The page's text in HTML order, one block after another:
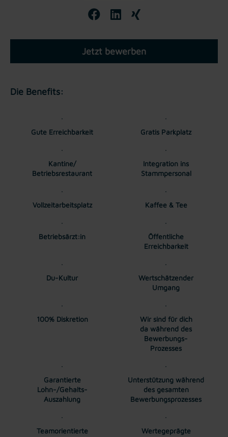
Jetzt bewerben
Die Benefits:
Gute Erreichbarkeit Gratis Parkplatz
Kantine/
Betriebsrestaurant
Integration ins
Stammpersonal
Vollzeitarbeitsplatz Kaffee & Tee
Betriebsärzt:in
Öffentliche
Erreichbarkeit
Du-Kultur
Wertschätzender
Umgang
100% Diskretion
Wir sind für dich
da während des
Bewerbungs-
Prozesses
Garantierte
Lohn-/Gehalts-
Auszahlung
Unterstützung während
des gesamten
Bewerbungsprozesses
Teamorientierte
Wertegeprägte